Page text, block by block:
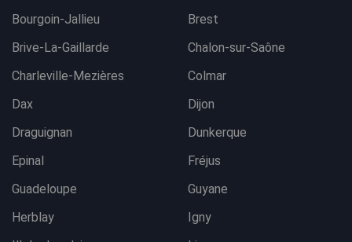
Bourgoin-Jallieu
Brest
Brive-La-Gaillarde
Chalon-sur-Saône
Charleville-Mezières
Colmar
Dax
Dijon
Draguignan
Dunkerque
Epinal
Fréjus
Guadeloupe
Guyane
Herblay
Igny